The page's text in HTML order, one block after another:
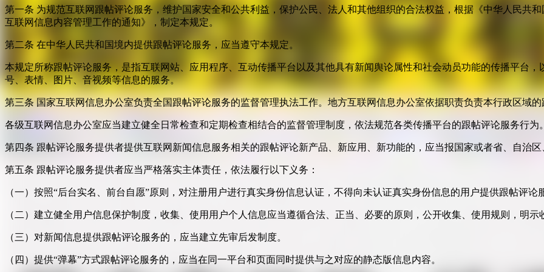
第一条 为规范互联网跟帖评论服务，维护国家安全和公共利益，保护公民、法人和其他组织的合法权益，根据《中华人民共
互联网信息内容管理工作的通知》，制定本规定。
第二条 在中华人民共和国境内提供跟帖评论服务，应当遵守本规定。
本规定所称跟帖评论服务，是指互联网站、应用程序、互动传播平台以及其他具有新闻舆论属性和社会动员功能的传播平台
号、表情、图片、音视频等信息的服务。
第三条 国家互联网信息办公室负责全国跟帖评论服务的监督管理执法工作。地方互联网信息办公室依据职责负责本行政区域
各级互联网信息办公室应当建立健全日常检查和定期检查相结合的监督管理制度，依法规范各类传播平台的跟帖评论服务行为
第四条 跟帖评论服务提供者提供互联网新闻信息服务相关的跟帖评论新产品、新应用、新功能的，应当报国家或者省、自治
第五条 跟帖评论服务提供者应当严格落实主体责任，依法履行以下义务：
（一）按照“后台实名、前台自愿”原则，对注册用户进行真实身份信息认证，不得向未认证真实身份信息的用户提供跟帖评论
（二）建立健全用户信息保护制度，收集、使用用户个人信息应当遵循合法、正当、必要的原则，公开收集、使用规则，明
（三）对新闻信息提供跟帖评论服务的，应当建立先审后发制度。
（四）提供“弹幕”方式跟帖评论服务的，应当在同一平台和页面同时提供与之对应的静态版信息内容。